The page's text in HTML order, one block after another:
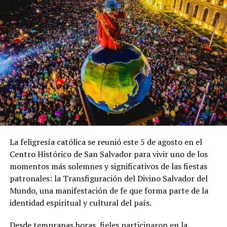
En «Principal»
RELATED TOPICS: ACCIDENTES ALCOHOL
CAPTURAS
CONDUCCIÓN
DISTRACCIÓN
ÉL SALVADOR
FALLECIDOS
LESIONADOS
MOTOCICLISTAS
NORMATIVA
ONASEVI PELIGROSA PERCANCES
PNC
SEGURIDAD
TRÁNSITO VELOCIDAD VIAL VMT
UP NEXT
VIDEOS | Autoridades localizan plantación ilegal de
droga en cantón Las Marías, Izalco
DON'T MISS
Presidenta electa de Costa Rica elogia resultados de
seguridad en El Salvador
La feligresía católica se reunió este 5 de agosto en el
Centro Histórico de San Salvador para vivir uno de los
momentos más solemnes y significativos de las fiestas
patronales: la Transfiguración del Divino Salvador del
Mundo, una manifestación de fe que forma parte de la
identidad espiritual y cultural del país.
Desde tempranas horas, fieles participaron en la